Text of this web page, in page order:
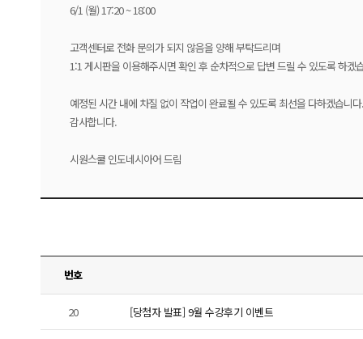
6/1 (월) 17:20 ~ 18:00
고객센터로 전화 문의가 되지 않음을 양해 부탁드리며
1:1 게시판을 이용해주시면 확인 후 순차적으로 답변 드릴 수 있도록 하겠
예정된 시간 내에 차질 없이 작업이 완료될 수 있도록 최선을 다하겠습니다.
감사합니다.
시원스쿨 인도네시아어 드림
번호
20 [당첨자 발표] 9월 수강후기 이벤트